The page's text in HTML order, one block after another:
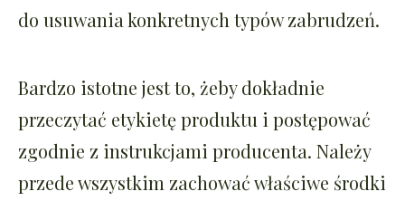
do usuwania konkretnych typów zabrudzeń.
Bardzo istotne jest to, żeby dokładnie
przeczytać etykietę produktu i postępować
zgodnie z instrukcjami producenta. Należy
przede wszystkim zachować właściwe środki